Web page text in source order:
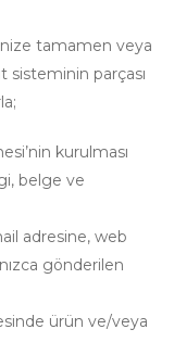
tamamen veya
sisteminin parçası
kurulması
belge ve
adresine, web
gönderilen
ürün ve/veya